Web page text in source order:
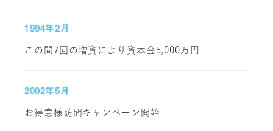
1994年2月
この間7回の増資により資本金5,000万円
2002年5月
お得意様訪問キャンペーン開始